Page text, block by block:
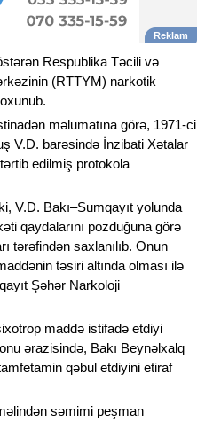
Respublika Təcili və
(RTTYM) narkotik
məlumatına görə, 1971-ci
V.D. barəsində İnzibati Xətalar
edilmiş protokola
V.D. Bakı–Sumqayıt yolunda
qaydalarını pozduğuna görə
tərəfindən saxlanılıb. Onun
təsiri altında olması ilə
Şəhər Narkoloji
maddə istifadə etdiyi
ərazisində, Bakı Beynəlxalq
qəbul etdiyini etiraf
səmimi peşman